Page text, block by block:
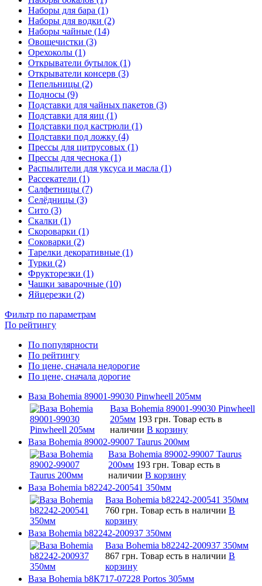
Наборы для бара (1)
Наборы для водки (2)
Наборы чайные (14)
Овощечистки (3)
Орехоколы (1)
Открыватели бутылок (1)
Открыватели консерв (3)
Пепельницы (2)
Подносы (9)
Подставки для чайных пакетов (3)
Подставки для яиц (1)
Подставки под кастрюли (1)
Подставки под ложку (4)
Прессы для цитрусовых (1)
Прессы для чеснока (1)
Распылители для уксуса и масла (1)
Рассекатели (1)
Салфетницы (7)
Селёдницы (3)
Сито (3)
Скалки (1)
Скороварки (1)
Соковарки (2)
Тарелки декоративные (1)
Турки (2)
Фрукторезки (1)
Чашки заварочные (10)
Яйцерезки (2)
Фильтр по параметрам
По рейтингу
По популярности
По рейтингу
По цене, сначала недорогие
По цене, сначала дорогие
Ваза Bohemia 89001-99030 Pinwheell 205мм
Ваза Bohemia 89001-99030 Pinwheell
205мм 193 грн. Товар есть в
наличии В корзину
Ваза Bohemia 89002-99007 Taurus 200мм
Ваза Bohemia 89002-99007 Taurus
200мм 193 грн. Товар есть в
наличии В корзину
Ваза Bohemia b82242-200541 350мм
Ваза Bohemia b82242-200541 350мм
760 грн. Товар есть в наличии В
корзину
Ваза Bohemia b82242-200937 350мм
Ваза Bohemia b82242-200937 350мм
867 грн. Товар есть в наличии В
корзину
Ваза Bohemia b8К717-07228 Portos 305мм